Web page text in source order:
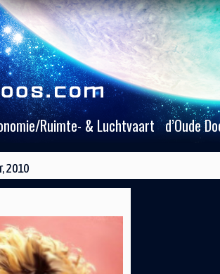
Ruimte- & Luchtvaart d’Oude
2010